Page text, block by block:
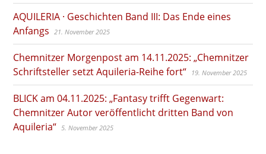
AQUILERIA · Geschichten Band III: Das Ende eines
Anfangs
21. November 2025
Chemnitzer Morgenpost am 14.11.2025: „Chemnitzer
Schriftsteller setzt Aquileria-Reihe fort“
19. November 2025
BLICK am 04.11.2025: „Fantasy trifft Gegenwart:
Chemnitzer Autor veröffentlicht dritten Band von
Aquileria“ 5. November 2025